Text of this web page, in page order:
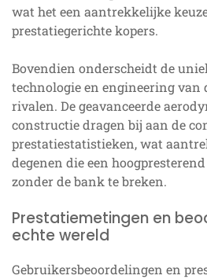
wat het een aantrekkelijke
prestatiegerichte kopers.
Bovendien onderscheidt de
technologie en engineering van
rivalen. De geavanceerde
constructie dragen bij aan de
prestatiestatistieken, wat
degenen die een
zonder de bank te breken.
Prestatiemetingen en
echte wereld
Gebruikersbeoordelingen en